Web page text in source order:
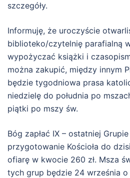
szczegóły.
Informuję, że uroczyście
biblioteko/czytelnię parafialną
wypożyczać książki i
można zakupić, między innym
będzie tygodniowa prasa
niedzielę do południa po
piątki po mszy św.
Bóg zapłać IX – ostatniej
przygotowanie Kościoła do
ofiarę w kwocie 260 zł. Msza
tych grup będzie 24 września